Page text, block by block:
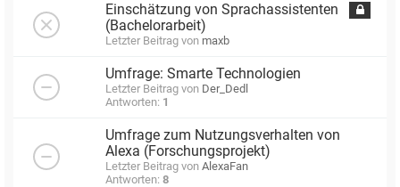
Einschätzung von Sprachassistenten
(Bachelorarbeit)
Letzter Beitrag von maxb
Umfrage: Smarte Technologien
Letzter Beitrag von Der_Dedl
Antworten: 1
Umfrage zum Nutzungsverhalten von
Alexa (Forschungsprojekt)
Letzter Beitrag von AlexaFan
Antworten: 8